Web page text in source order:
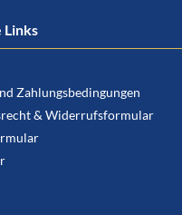
Links
Zahlungsbedingungen
& Widerrufsformular